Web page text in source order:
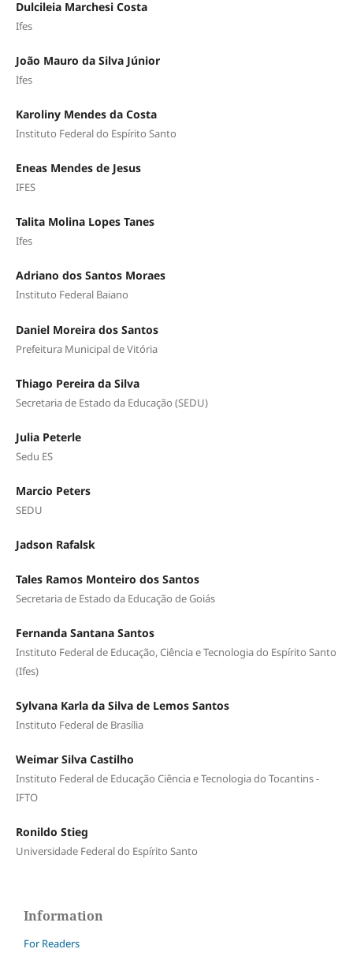
Dulcileia Marchesi Costa
Ifes
João Mauro da Silva Júnior
Ifes
Karoliny Mendes da Costa
Instituto Federal do Espírito Santo
Eneas Mendes de Jesus
IFES
Talita Molina Lopes Tanes
Ifes
Adriano dos Santos Moraes
Instituto Federal Baiano
Daniel Moreira dos Santos
Prefeitura Municipal de Vitória
Thiago Pereira da Silva
Secretaria de Estado da Educação (SEDU)
Julia Peterle
Sedu ES
Marcio Peters
SEDU
Jadson Rafalsk
Tales Ramos Monteiro dos Santos
Secretaria de Estado da Educação de Goiás
Fernanda Santana Santos
Instituto Federal de Educação, Ciência e Tecnologia do Espírito Santo
(Ifes)
Sylvana Karla da Silva de Lemos Santos
Instituto Federal de Brasília
Weimar Silva Castilho
Instituto Federal de Educação Ciência e Tecnologia do Tocantins -
IFTO
Ronildo Stieg
Universidade Federal do Espírito Santo
Information
For Readers